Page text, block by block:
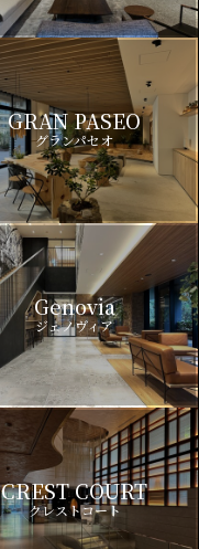
GRAN PASEO
グランパセオ
Genovia
ジェノヴィア
CREST COURT
クレストコート